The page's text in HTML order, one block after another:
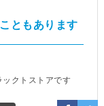
ともあります
クトストアです